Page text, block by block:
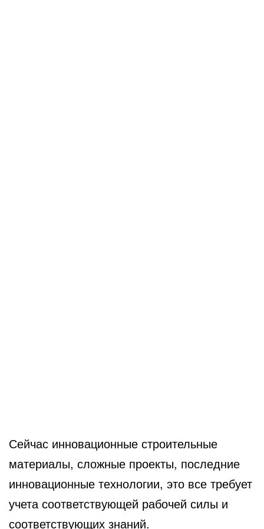
Сейчас инновационные строительные
материалы, сложные проекты, последние
инновационные технологии, это все требует
учета соответствующей рабочей силы и
соответствующих знаний.